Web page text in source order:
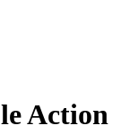
Action